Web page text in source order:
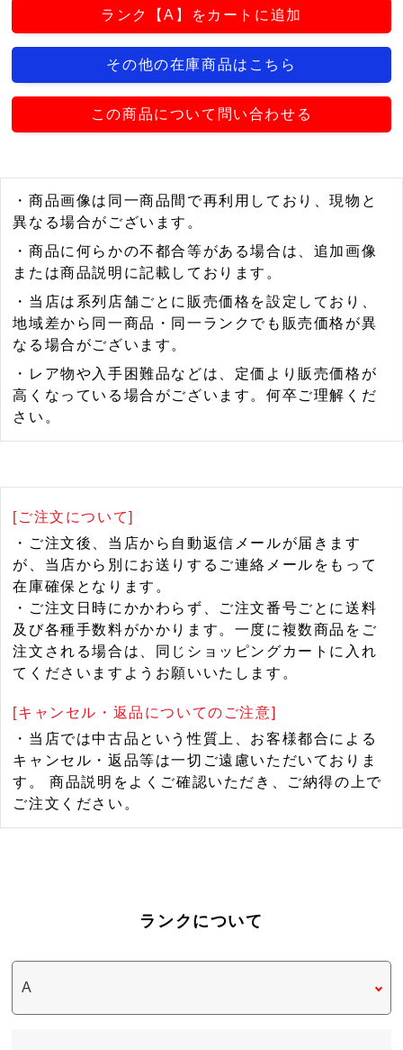
ランク【A】をカートに追加
その他の在庫商品はこちら
この商品について問い合わせる
・商品画像は同一商品間で再利用しており、現物と
異なる場合がございます。
・商品に何らかの不都合等がある場合は、追加画像
または商品説明に記載しております。
・当店は系列店舗ごとに販売価格を設定しており、
地域差から同一商品・同一ランクでも販売価格が異
なる場合がございます。
・レア物や入手困難品などは、定価より販売価格が
高くなっている場合がございます。何卒ご理解くだ
さい。
[ご注文について]
・ご注文後、当店から自動返信メールが届きます
が、当店から別にお送りするご連絡メールをもって
在庫確保となります。
・ご注文日時にかかわらず、ご注文番号ごとに送料
及び各種手数料がかかります。一度に複数商品をご
注文される場合は、同じショッピングカートに入れ
てくださいますようお願いいたします。
[キャンセル・返品についてのご注意]
・当店では中古品という性質上、お客様都合による
キャンセル・返品等は一切ご遠慮いただいておりま
す。 商品説明をよくご確認いただき、ご納得の上で
ご注文ください。
ランクについて